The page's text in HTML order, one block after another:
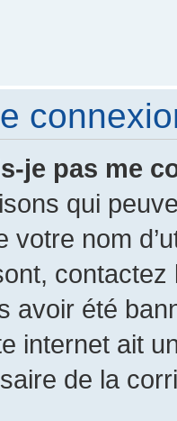
je pas me
qui
votre nom
avoir été
internet ait
de la